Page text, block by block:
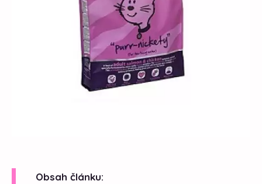
Obsah článku: